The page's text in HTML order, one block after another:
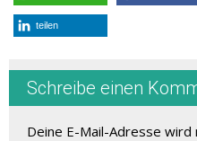
teilen
Schreibe einen
Deine E-Mail-Adresse